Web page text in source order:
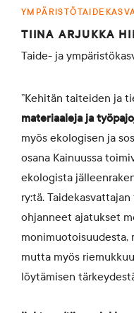
TIINA ARJUKKA
Taide- ja
”Kehitän taiteiden ja
materiaaleja ja
myös ekologisen ja
osana Kainuussa
ekologista
ry:tä.
ohjanneet ajatukset
monimuotoisuudesta,
mutta myös
löytämisen